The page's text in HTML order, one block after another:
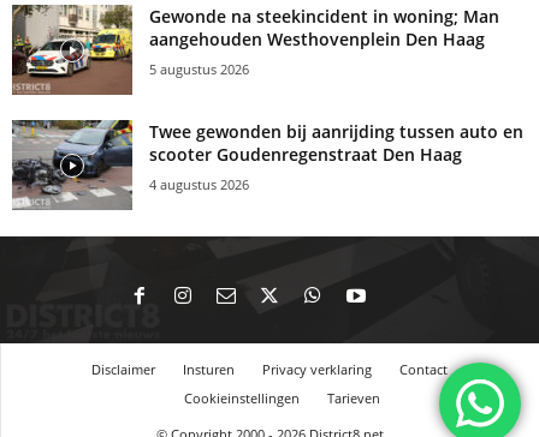
Gewonde na steekincident in woning; Man
aangehouden Westhovenplein Den Haag
5 augustus 2026
Twee gewonden bij aanrijding tussen auto en
scooter Goudenregenstraat Den Haag
4 augustus 2026
Disclaimer Insturen Privacy verklaring
Contact
Cookieinstellingen
Tarieven